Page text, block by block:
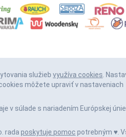
služieb využíva cookies.
môžete upraviť v nastaveniach
v súlade s nariadením Európskej únie
rada poskytuje pomoc potrebným ♥️.